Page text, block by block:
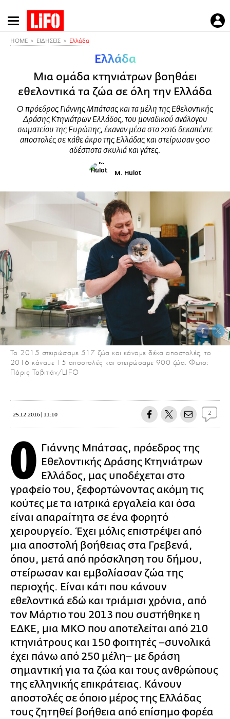
Παράκαμψη
προς
HOME ΕΙΔΗΣΕΙΣ Ελλάδα
Ελλάδα
Μια ομάδα κτηνιάτρων βοηθάει
εθελοντικά τα ζώα σε όλη την Ελλάδα
Ο πρόεδρος Γιάννης Μπάτσας και τα μέλη της Εθελοντικής
Δράσης Κτηνιάτρων Ελλάδος, του μοναδικού ανάλογου
σωματείου της Ευρώπης, έκαναν μέσα στο 2016 δεκαπέντε
αποστολές σε κάθε άκρο της Ελλάδας και στείρωσαν 900
αδέσποτα σκυλιά και γάτες.
M. Hulot
Το 2015 στειρώσαμε 517 ζώα και κάναμε δέκα αποστολές, το
2016 κάναμε 15 αποστολές και στειρώσαμε 900 ζώα. Φωτο:
Πάρις Ταβιτιάν/LIFO
25.12.2016 | 11:10 2
Ο Γιάννης Μπάτσας, πρόεδρος της
Εθελοντικής Δράσης Κτηνιάτρων
Ελλάδος, μας υποδέχεται στο
γραφείο του, ξεφορτώνοντας ακόμη τις
κούτες με τα ιατρικά εργαλεία και όσα
είναι απαραίτητα σε ένα φορητό
χειρουργείο. Έχει μόλις επιστρέψει από
μια αποστολή βοήθειας στα Γρεβενά,
όπου, μετά από πρόσκληση του δήμου,
στείρωσαν και εμβολίασαν ζώα της
περιοχής. Είναι κάτι που κάνουν
εθελοντικά εδώ και τριάμισι χρόνια, από
τον Μάρτιο του 2013 που συστήθηκε η
ΕΔΚΕ, μια ΜΚΟ που αποτελείται από 210
κτηνιάτρους και 150 φοιτητές –συνολικά
έχει πάνω από 250 μέλη– με δράση
σημαντική για τα ζώα και τους ανθρώπους
της ελληνικής επικράτειας. Κάνουν
αποστολές σε όποιο μέρος της Ελλάδας
τους ζητηθεί βοήθεια από επίσημο φορέα